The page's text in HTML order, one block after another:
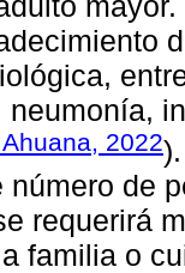
neumonía,
2022
número de
requerirá
familia o